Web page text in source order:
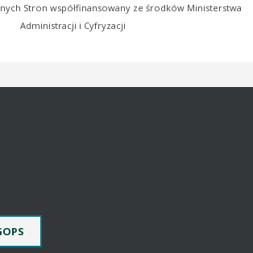
Stron współfinansowany ze środków Ministerstwa
Administracji i Cyfryzacji